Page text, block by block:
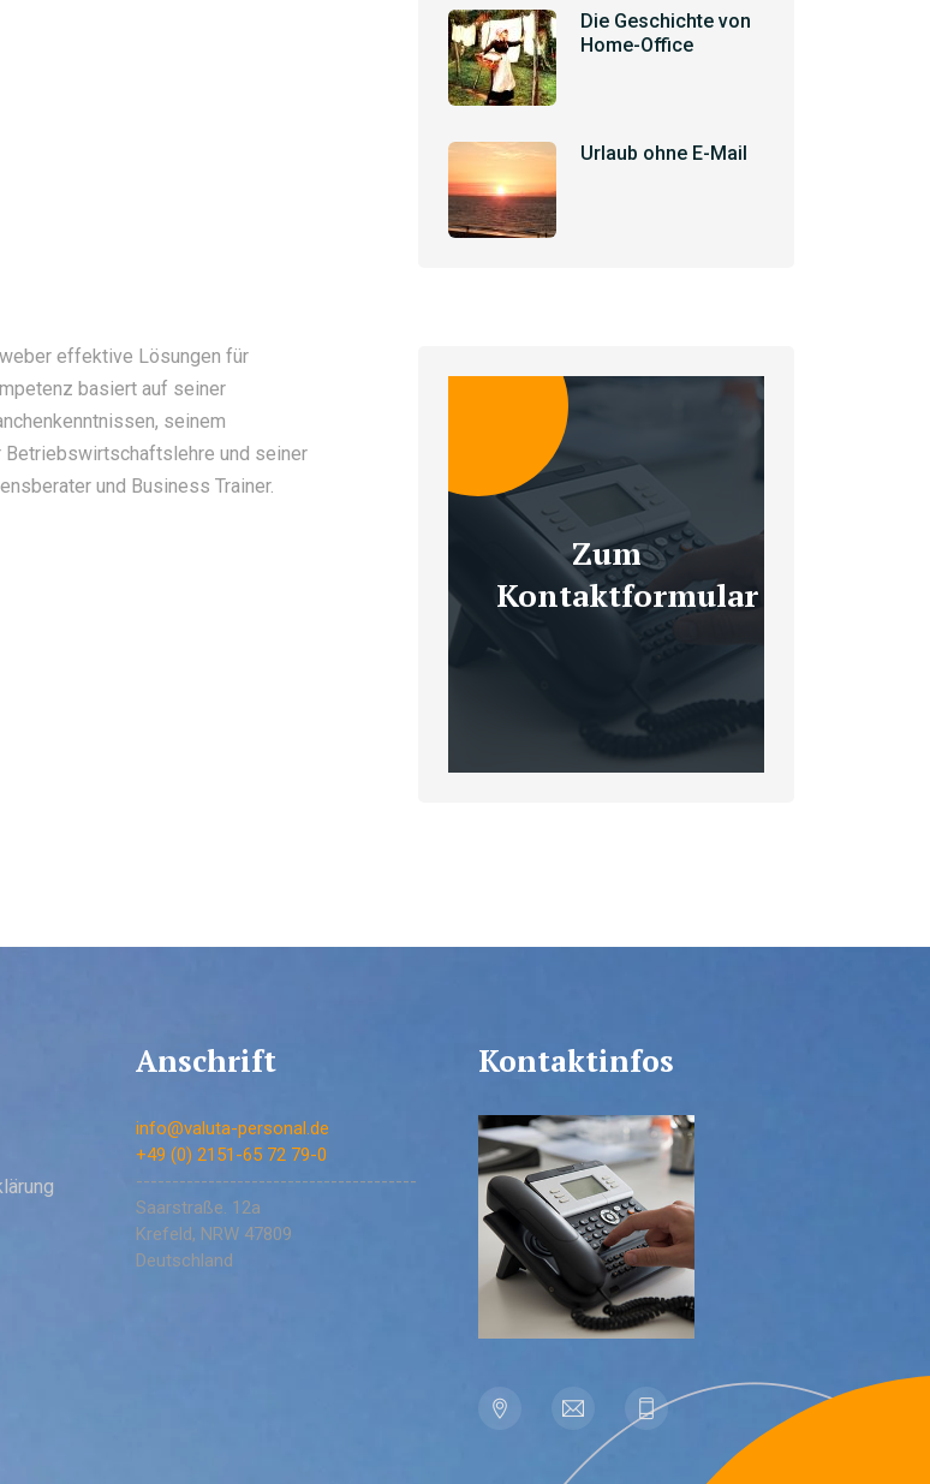
effektive Lösungen für
basiert auf seiner
seinem
und seiner
und Business Trainer.
Die Geschichte von
Home-Office
Urlaub ohne E-Mail
Zum
Kontaktformular
Anschrift
info@valuta-personal.de
+49 (0) 2151-65 72 79-0
---------------------------------------
Saarstraße. 12a
Krefeld, NRW 47809
Deutschland
Kontaktinfos